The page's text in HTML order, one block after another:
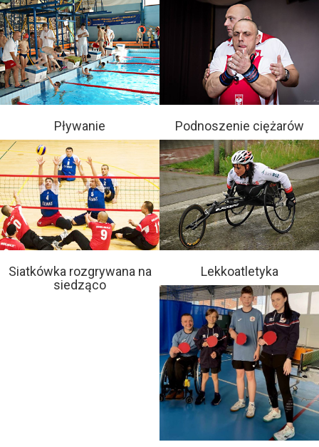
Pływanie Podnoszenie ciężarów
Siatkówka rozgrywana na
siedząco
Lekkoatletyka